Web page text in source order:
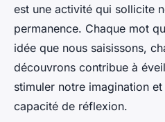
est une activité qui sollicite
permanence. Chaque mot
idée que nous saisissons,
découvrons contribue à
stimuler notre imagination
capacité de réflexion.